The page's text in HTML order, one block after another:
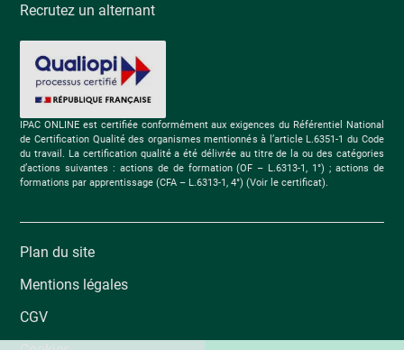
Recrutez un alternant
IPAC ONLINE est certifiée conformément aux exigences du Référentiel National
de Certification Qualité des organismes mentionnés à l’article L.6351-1 du Code
du travail. La certification qualité a été délivrée au titre de la ou des catégories
d’actions suivantes : actions de de formation (OF – L.6313-1, 1°) ; actions de
formations par apprentissage (CFA – L.6313-1, 4°) (Voir le certificat).
Plan du site
Mentions légales
CGV